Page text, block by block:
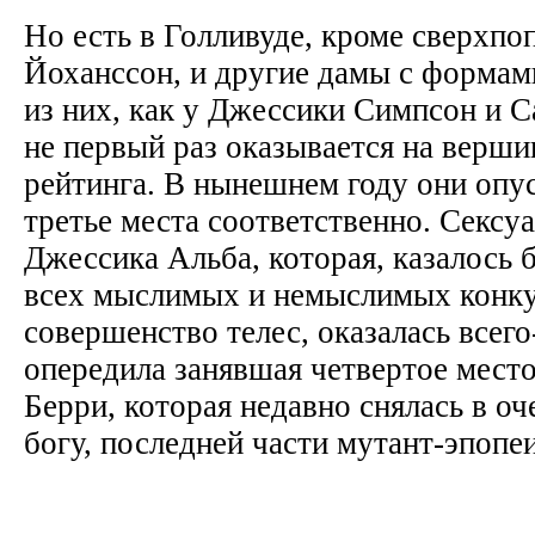
Но есть в Голливуде, кроме
Йоханссон, и другие дамы с
из них, как у Джессики Симпсон и
не первый раз оказывается на
рейтинга. В нынешнем году они
третье места соответственно.
Джессика Альба, которая, казалось
всех мыслимых и немыслимых
совершенство телес, оказалась
опередила занявшая четвертое
Берри, которая недавно снялась в
богу, последней части мутант-